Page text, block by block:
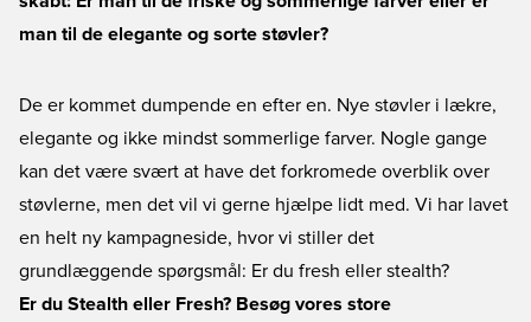
man til de elegante og sorte støvler?
De er kommet dumpende en efter en. Nye støvler i lækre,
elegante og ikke mindst sommerlige farver. Nogle gange
kan det være svært at have det forkromede overblik over
støvlerne, men det vil vi gerne hjælpe lidt med. Vi har lavet
en helt ny kampagneside, hvor vi stiller det
grundlæggende spørgsmål: Er du fresh eller stealth?
Er du Stealth eller Fresh? Besøg vores store